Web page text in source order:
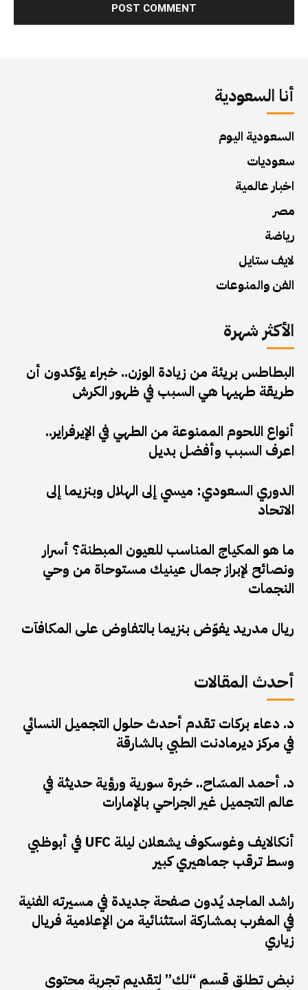
أنا السعودية
السعودية اليوم
سعوديات
اخبار عالمية
مصر
رياضة
لايف ستايل
الفن والمنوعات
الأكثر شهرة
البطاطس بريئة من زيادة الوزن.. خبراء يؤكدون أن
طريقة طهيها هي السبب في ظهور الكرش
أنواع اللحوم الممنوعة من الطهي في الإيرفراير..
اعرف السبب وأفضل بديل
الدوري السعودي: ميسي إلى الهلال وبنزيما إلى
الاتحاد
ما هو المكياج المناسب للعيون المبطنة؟ أسرار
ونصائح لإبراز جمال عينيك مستوحاة من وحي
النجمات
ريال مدريد يفوّض بنزيما بالتفاوض على المكافآت
أحدث المقالات
د. دعاء بركات تقدم أحدث حلول التجميل النسائي
في مركز ديرمادنت الطبي بالشارقة
د. أحمد المسّاح.. خبرة سورية ورؤية حديثة في
عالم التجميل غير الجراحي بالإمارات
أنكالايف وغوسكوف يشعلان ليلة UFC في أبوظبي
وسط ترقب جماهيري كبير
راشد الماجد يُدون صفحة جديدة في مسيرته الفنية
في المغرب بمشاركة استثنائية من الإعلامية فريال
زياري
نبض تطلق قسم “لك” لتقديم تجربة محتوى